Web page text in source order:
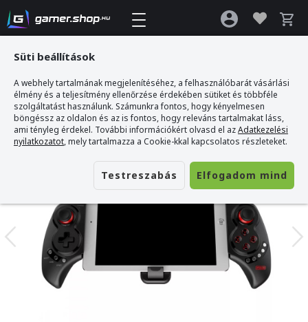
Gamer webshop >iPega PG-9023s - Vezeték Nélküli Kontroller - Okostelefon-
Tartóval
Süti beállítások
A webhely tartalmának megjelenítéséhez, a felhasználóbarát vásárlási
élmény és a teljesítmény ellenőrzése érdekében sütiket és többféle
szolgáltatást használunk. Számunkra fontos, hogy kényelmesen
böngéssz az oldalon és az is fontos, hogy releváns tartalmakat láss,
ami tényleg érdekel. További információkért olvasd el azAdatkezelési
nyilatkozatot, mely tartalmazza a Cookie-kkal kapcsolatos részleteket.
Testreszabás Elfogadom mind